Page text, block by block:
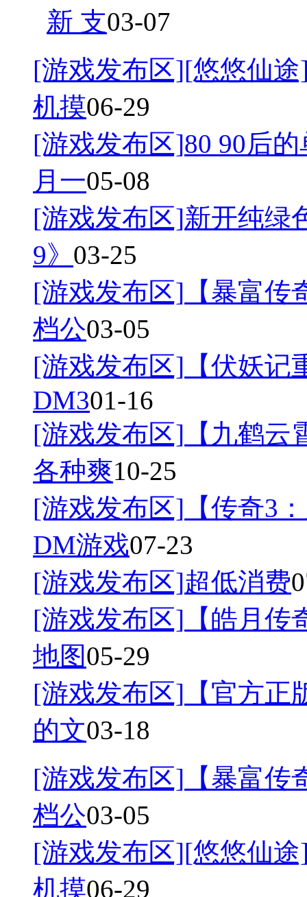
新 支03-07
[游戏发布区][悠悠仙
机摸06-29
[游戏发布区]80 90后
月一05-08
[游戏发布区]新开纯绿
9》 03-25
[游戏发布区] 【暴富
档公03-05
[游戏发布区] 【伏妖
DM301-16
[游戏发布区] 【九鹤
各种爽10-25
[游戏发布区] 【传奇3
DM游戏07-23
[游戏发布区]超低消费
[游戏发布区] 【皓月
地图05-29
[游戏发布区] 【官方
的文03-18
[游戏发布区] 【暴富
档公03-05
[游戏发布区][悠悠仙
机摸06-29